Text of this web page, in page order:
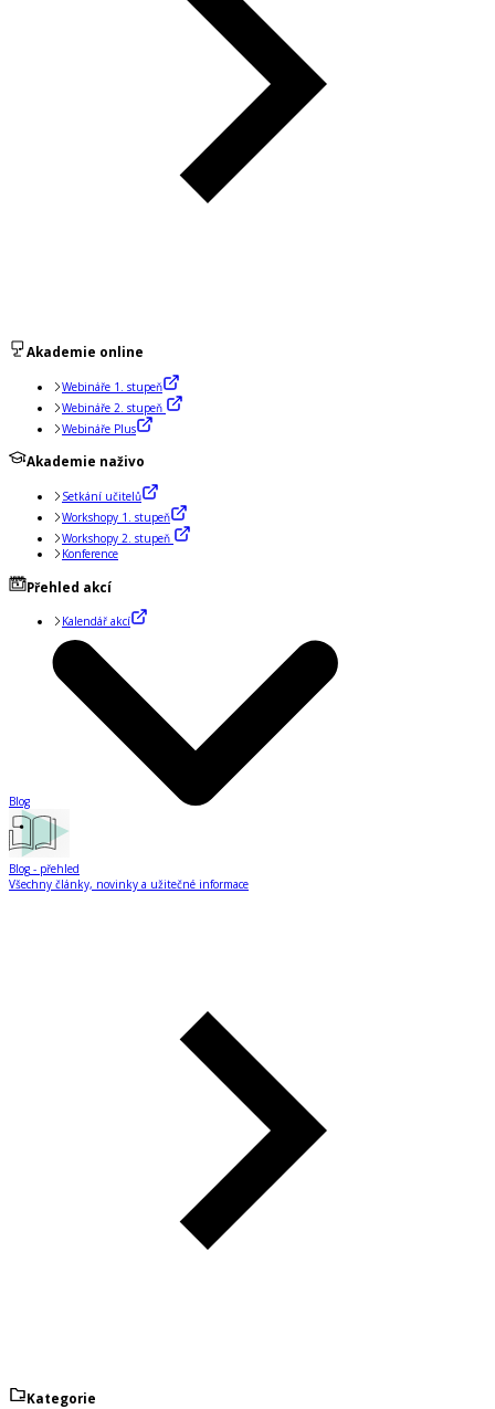
Akademie online
Webináře 1. stupeň
Webináře 2. stupeň
Webináře Plus
Akademie naživo
Setkání učitelů
Workshopy 1. stupeň
Workshopy 2. stupeň
Konference
Přehled akcí
Kalendář akcí
Blog
Blog - přehled
Všechny články, novinky a užitečné informace
Kategorie